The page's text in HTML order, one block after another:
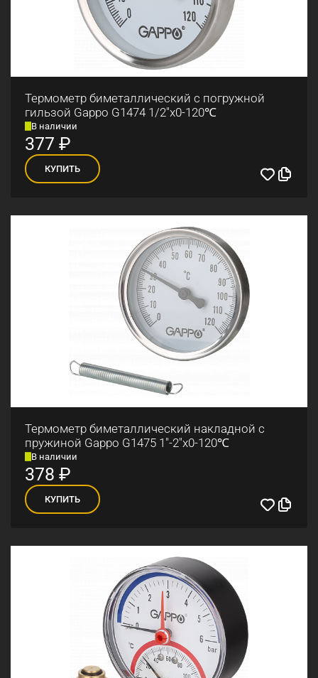
Термометр биметаллический с погружной
гильзой Gappo G1474 1/2"x0-120℃
В наличии
377 ₽
КУПИТЬ
Термометр биметаллический накладной с
пружиной Gappo G1475 1"-2"x0-120℃
В наличии
378 ₽
КУПИТЬ